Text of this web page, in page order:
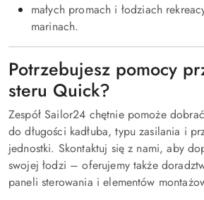
małych promach i łodziach
marinach.
Potrzebujesz pomocy
steru Quick?
Zespół Sailor24 chętnie pomoże
do długości kadłuba, typu zasilania i
jednostki. Skontaktuj się z nami, aby
swojej łodzi – oferujemy także
paneli sterowania i elementów